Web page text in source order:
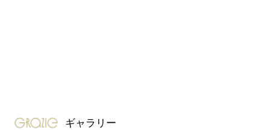
gravure-grazie
ギャラリー